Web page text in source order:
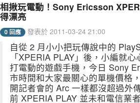
相揪玩電動！Sony Ericsson
得漂亮
0 回應 發表於 2011-03-24 21:00
自從 2 月小小把玩傳說中的
「XPERIA PLAY」後，小編就
打電動的遊戲手機，今日 Sony
市時間和大家最關心的單機價格
開記者會的 Arc 一樣都沒超過外
前 XPERIA PLAY 並未和電信業